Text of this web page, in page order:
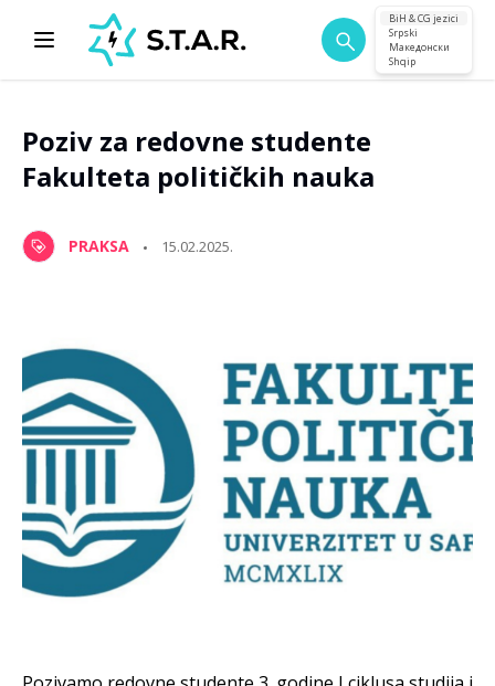
BiH & CG jezici
Srpski
Македонски
Shqip
Poziv za redovne studente
Fakulteta političkih nauka
PRAKSA 15.02.2025.